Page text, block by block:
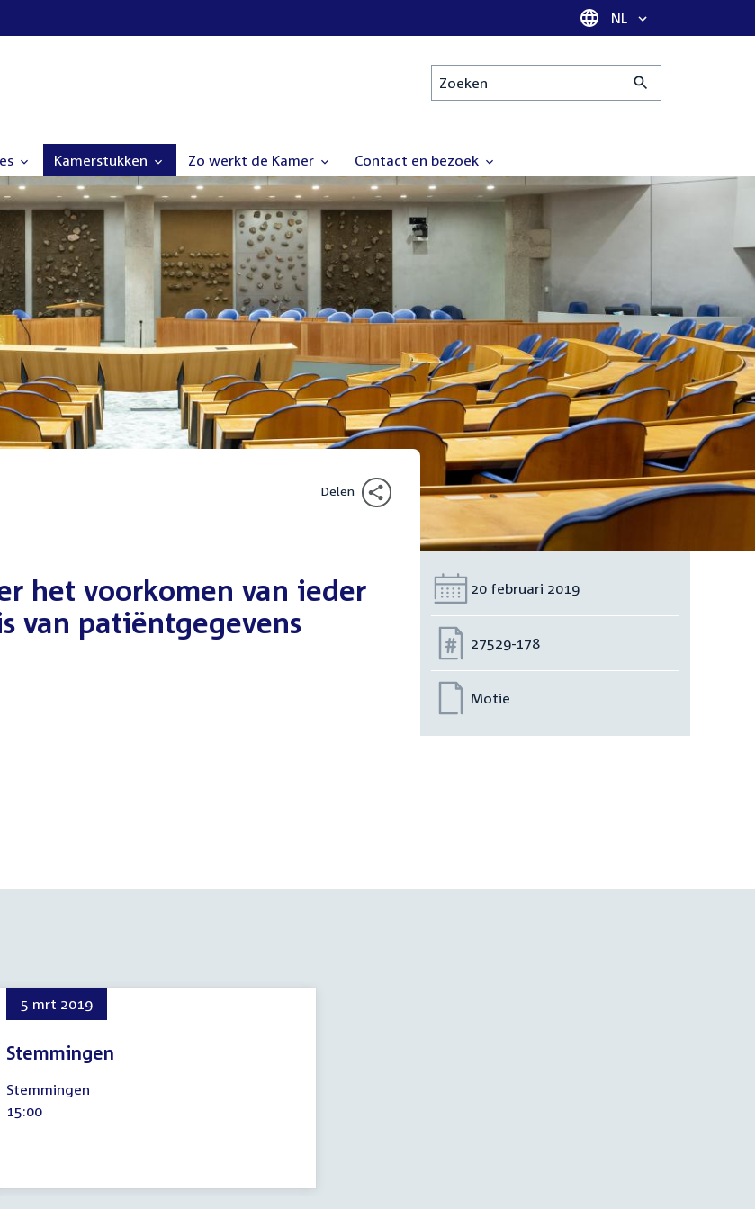
Taal selectie
NL
Zoeken
Kamerstukken Zo werkt de Kamer Contact en bezoek
Delen
het voorkomen van ieder
van patiëntgegevens
Datum:
20 februari 2019
Nummer:
27529-178
Motie
5 mrt 2019
Stemmingen
maart
2019
Stemmingen
Tijd
15:00